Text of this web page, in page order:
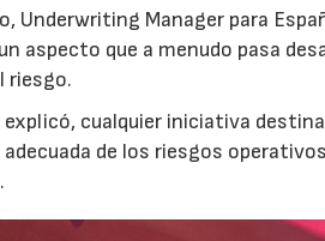
Underwriting Manager para
aspecto que a menudo pasa
riesgo.
cualquier iniciativa
adecuada de los riesgos